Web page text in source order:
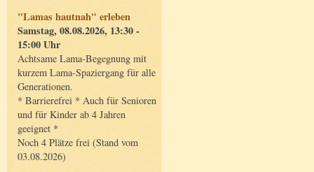
"Lamas hautnah" erleben
Samstag, 08.08.2026, 13:30 -
15:00 Uhr
Achtsame Lama-Begegnung mit
kurzem Lama-Spaziergang für alle
Generationen.
* Barrierefrei * Auch für Senioren
und für Kinder ab 4 Jahren
geeignet *
Noch 4 Plätze frei (Stand vom
03.08.2026)